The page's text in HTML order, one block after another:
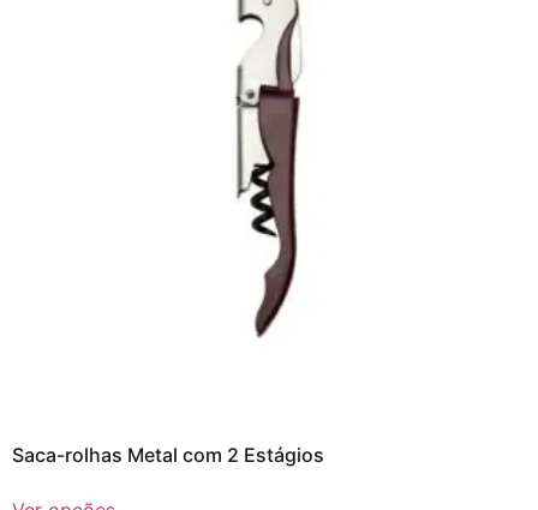
Saca-rolhas Metal com 2 Estágios